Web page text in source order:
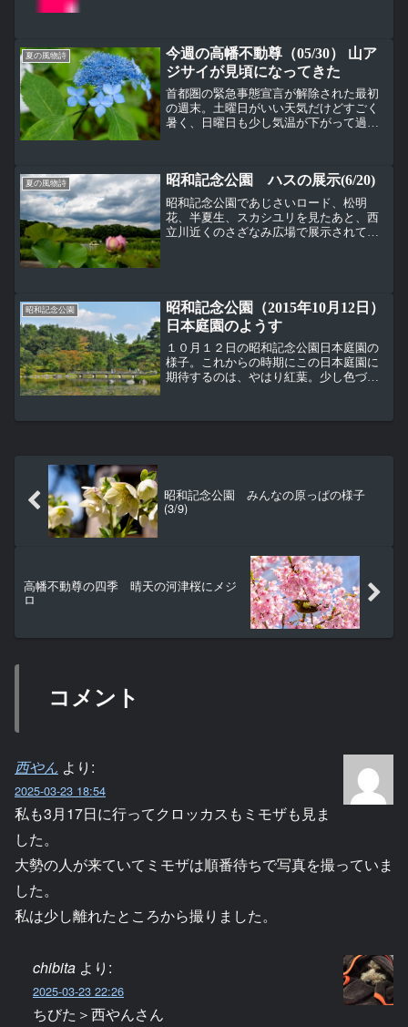
夏の風物詩
今週の高幡不動尊（05/30） 山ア
ジサイが見頃になってきた
首都圏の緊急事態宣言が解除された最初
の週末。土曜日がいい天気だけどすごく
暑く、日曜日も少し気温が下がって過ご
る。これは５月３０日（土...
夏の風物詩 昭和記念公園 ハスの展示(6/20)
昭和記念公園であじさいロード、松明
花、半夏生、スカシユリを見たあと、西
立川近くのさざなみ広場で展示されてい
昭和記念公園
昭和記念公園（2015年10月12日）
日本庭園のようす
１０月１２日の昭和記念公園日本庭園の
様子。これからの時期にこの日本庭園に
期待するのは、やはり紅葉。少し色づい
えたりもするけど、まだ早いよね。昭和
昭和記念公園 みんなの原っぱの様子
(3/9)
高幡不動尊の四季 晴天の河津桜にメジ
ロ
コメント
西やん より:
2025-03-23 18:54
私も3月17日に行ってクロッカスもミモザも見ま
した。
大勢の人が来ていてミモザは順番待ちで写真を撮っていま
した。
私は少し離れたところから撮りました。
chibita より:
2025-03-23 22:26
ちびた＞西やんさん